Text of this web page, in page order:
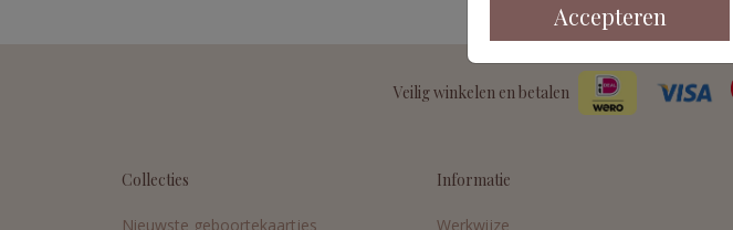
Accepteren
Veilig winkelen en betalen
Collecties
Nieuwste geboortekaartjes
Informatie
Werkwijze